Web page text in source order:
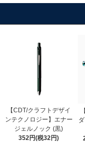
【CDT/クラフトデザイ
ンテクノロジー】エナー
ジェルノック (黒)
352円(税32円)